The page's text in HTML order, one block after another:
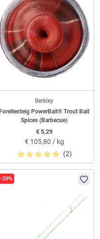
Berkley
Forellenteig PowerBait® Trout Bait
Spices (Barbecue)
€ 5,29
€ 105,80 / kg
(2)
-28%